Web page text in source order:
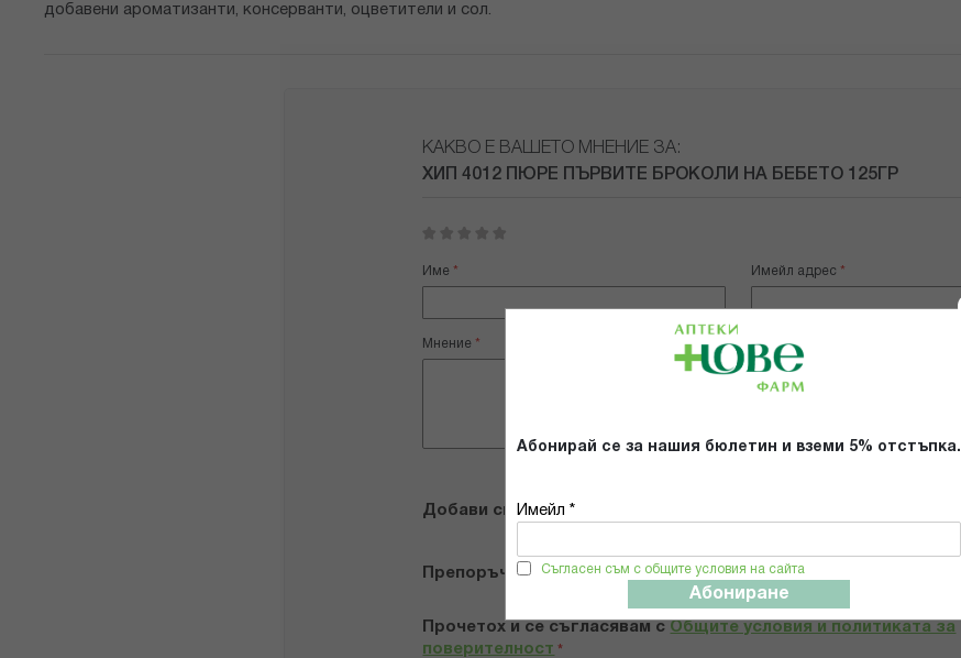
Абонирай се за нашия бюлетин и вземи 5% отстъпка.
Имейл *
Съгласен съм с общите условия на сайта
Абониране
добавени ароматизанти, консерванти, оцветители и сол.
КАКВО Е ВАШЕТО МНЕНИЕ ЗА:
ХИП 4012 ПЮРЕ ПЪРВИТЕ БРОКОЛИ НА БЕБЕТО 125ГР
star
stars
stars
stars
stars
Име Имейл адрес
Мнение
Добави снимки
Препоръчвам продукта
Прочетох и се съгласявам с Общите условия и политиката за
поверителност *